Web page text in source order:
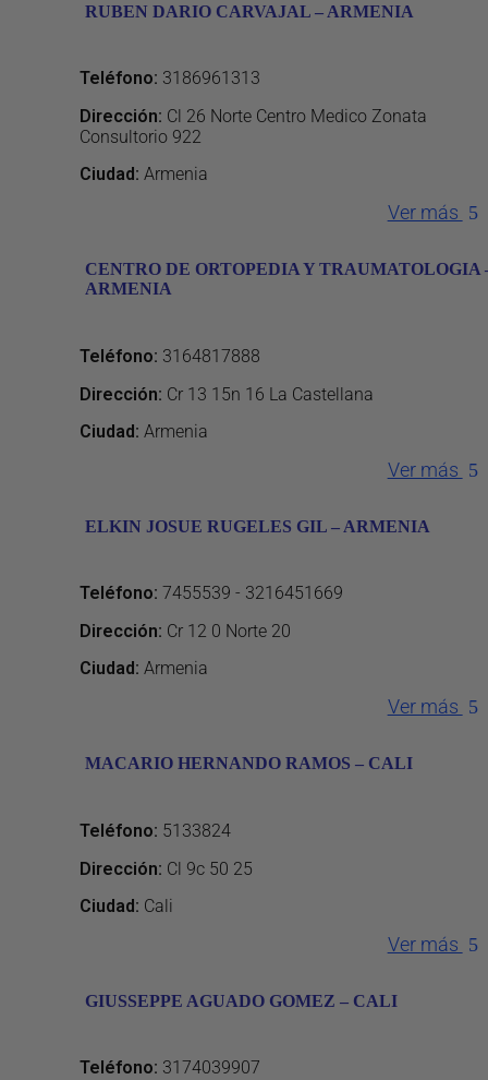
RUBEN DARIO CARVAJAL – ARMENIA
Teléfono: 3186961313
Dirección: Cl 26 Norte Centro Medico Zonata
Consultorio 922
Ciudad: Armenia
Ver más
CENTRO DE ORTOPEDIA Y TRAUMATOLOGIA
ARMENIA
Teléfono: 3164817888
Dirección: Cr 13 15n 16 La Castellana
Ciudad: Armenia
Ver más
ELKIN JOSUE RUGELES GIL – ARMENIA
Teléfono: 7455539 - 3216451669
Dirección: Cr 12 0 Norte 20
Ciudad: Armenia
Ver más
MACARIO HERNANDO RAMOS – CALI
Teléfono: 5133824
Dirección: Cl 9c 50 25
Ciudad: Cali
Ver más
GIUSSEPPE AGUADO GOMEZ – CALI
Teléfono: 3174039907